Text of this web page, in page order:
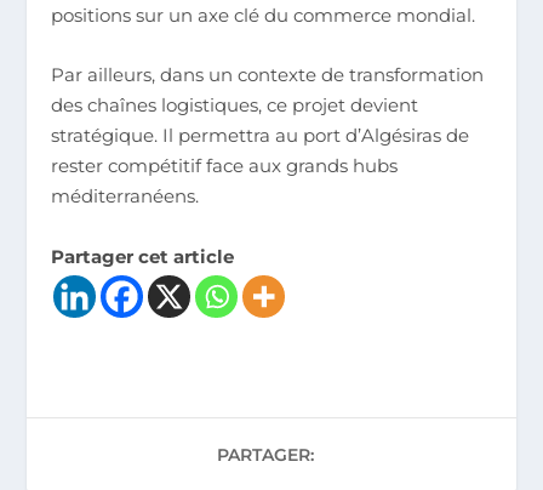
positions sur un axe clé du commerce mondial.
Par ailleurs, dans un contexte de transformation
des chaînes logistiques, ce projet devient
stratégique. Il permettra au port d’Algésiras de
rester compétitif face aux grands hubs
méditerranéens.
Partager cet article
PARTAGER: